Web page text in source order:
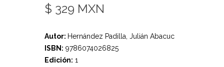
$ 329 MXN
Autor: Hernández Padilla, Julián Abacuc
ISBN: 9786074026825
Edición: 1